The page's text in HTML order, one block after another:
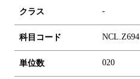
クラス -
科目コード NCL.Z694
単位数 020